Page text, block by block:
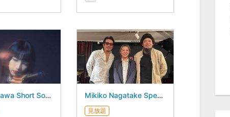
Hina Oikawa Short Songs “Short Songs” Release Concert - August 19, 2026 - Mikiko Nagatake Special Trio - August 27, 2026 -
見放題